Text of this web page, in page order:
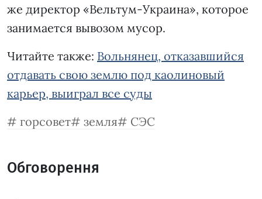
же директор «Вельтум-Украина», которое
занимается вывозом мусор.
Читайте также: Вольнянец, отказавшийся
отдавать свою землю под каолиновый
карьер, выиграл все суды
горсовет
земля СЭС
Обговорення